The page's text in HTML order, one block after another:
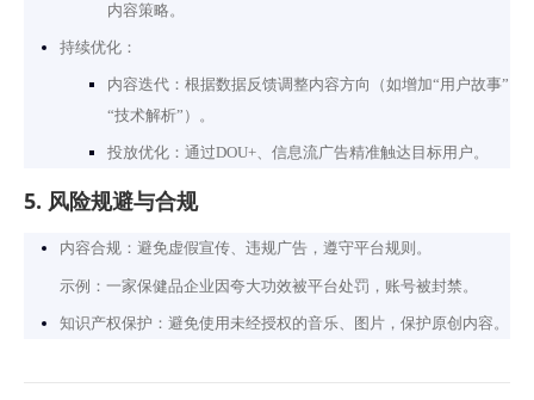
内容策略。
持续优化：
内容迭代：根据数据反馈调整内容方向（如增加“用户故事”
“技术解析”）。
投放优化：通过DOU+、信息流广告精准触达目标用户。
5. 风险规避与合规
内容合规：避免虚假宣传、违规广告，遵守平台规则。
示例：一家保健品企业因夸大功效被平台处罚，账号被封禁。
知识产权保护：避免使用未经授权的音乐、图片，保护原创内容。